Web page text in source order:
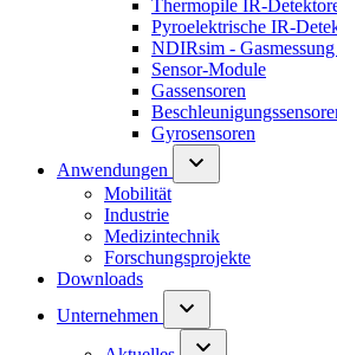
Thermopile IR-
Pyroelektrische IR-
NDIRsim -
Sensor-Module
Gassensoren
Gyrosensoren
Anwendungen
Mobilität
Industrie
Medizintechnik
Forschungsprojekte
Downloads
Unternehmen